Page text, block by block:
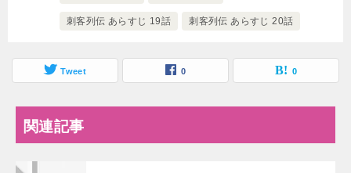
刺客列伝 あらすじ 19話 刺客列伝 あらすじ 20話
Tweet 0 0
関連記事